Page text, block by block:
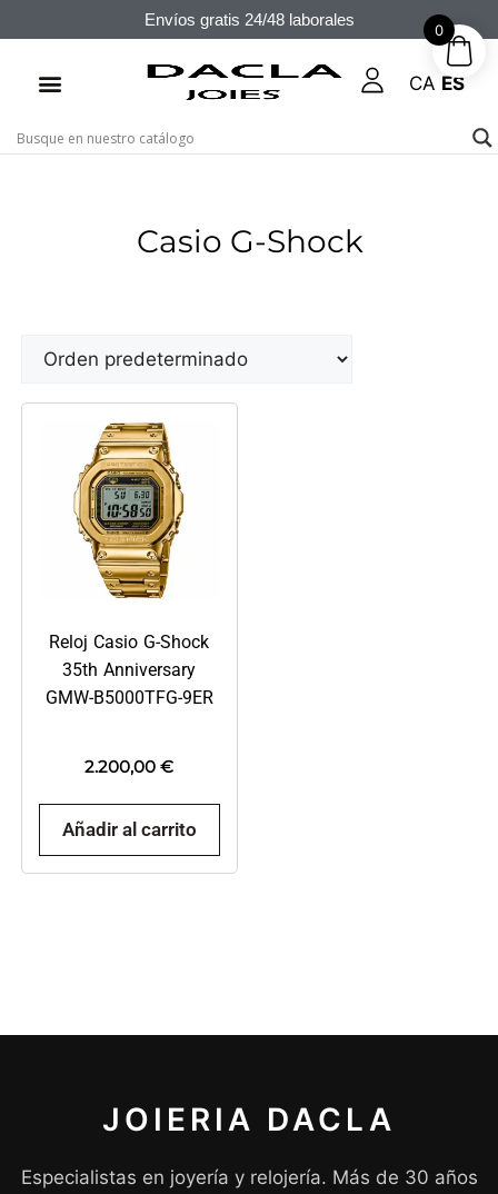
Envíos gratis 24/48 laborales
CA ES
Casio G-Shock
Reloj Casio G-Shock
35th Anniversary
GMW-B5000TFG-9ER
2.200,00€
Añadir al carrito
JOIERIA DACLA
Especialistas en joyería y relojería. Más de 30 años
0